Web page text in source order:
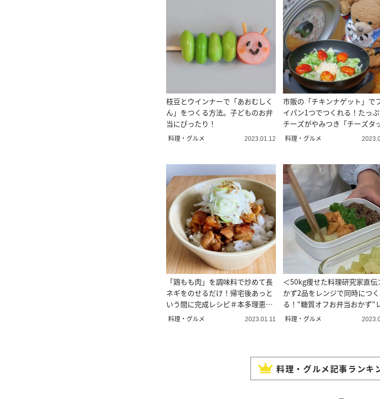
枝豆とウインナーで「あおむしく
ん」をつくる方法。子どものお弁
当にぴったり！
料理・グルメ 2023.01.12
市販の「チキンナゲット」で
イパン1つでつくれる！たっぷ
チーズがやみつき「チーズタ
ルビ」レシピ
料理・グルメ
「鶏もも肉」を調味料で炒めて長
ネギをのせるだけ！帰宅後あっと
いう間に完成レシピ＃本多理恵子
直伝
料理・グルメ 2023.01.11
＜50kg痩せた料理研究家直伝
かず2品をレンジで同時につ
る！“糖質オフお弁当おかず”
ピ
料理・グルメ
料理・グルメ記事ランキ